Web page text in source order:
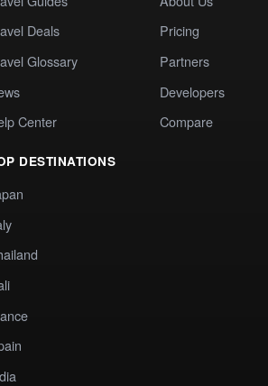
Deals
Glossary
Center
DESTINATIONS
Pricing
Partners
Developers
Compare